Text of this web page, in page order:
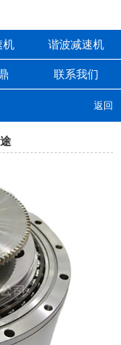
机 谐波减速机
联系我们
返回